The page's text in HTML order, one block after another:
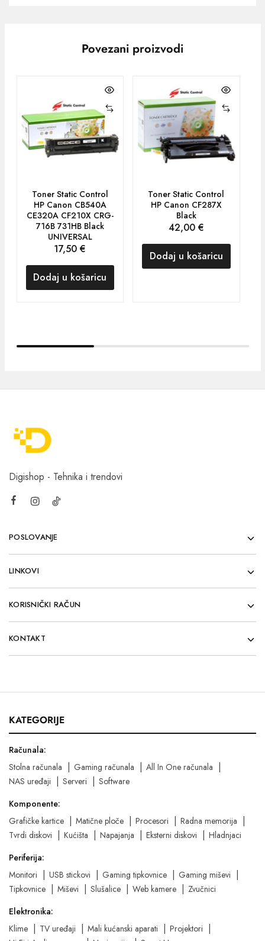
Povezani proizvodi
Toner Static Control
HP Canon CB540A
CE320A CF210X CRG-
716B 731HB Black
UNIVERSAL
17,50€
Dodaj u košaricu
Toner Static Control
HP Canon CF287X
Black
42,00 €
Dodaj u košaricu
Digishop - Tehnika i trendovi
POSLOVANJE
LINKOVI
KORISNIČKI RAČUN
KONTAKT
KATEGORIJE
Računala:
Stolna računala
Gaming računala
All In One računala
NAS uređaji
Serveri
Software
Komponente:
Grafičke kartice
Matične ploče Procesori
Radna memorija
Tvrdi diskovi
Kućišta Napajanja Eksterni diskovi
Hladnjaci
Periferija:
Monitori
USB stickovi Gaming tipkovnice
Gaming miševi
Tipkovnice
Miševi Slušalice Web kamere
Zvučnici
Elektronika:
Klime
TV uređaji Mali kućanski aparati
Projektori